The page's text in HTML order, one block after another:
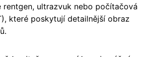
rentgen, ultrazvuk nebo počítačová
které poskytují detailnější obraz